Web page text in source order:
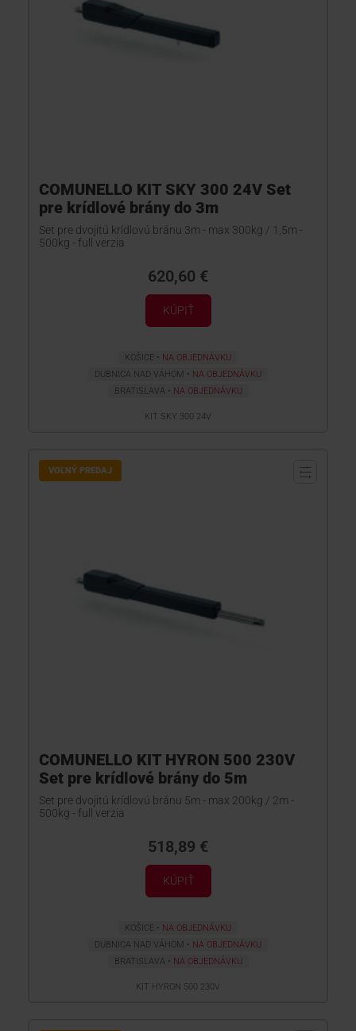
COMUNELLO KIT SKY 300 24V Set
pre krídlové brány do 3m
Set pre dvojitú krídlovú bránu 3m - max 300kg / 1,5m -
500kg - full verzia
620,60 €
KÚPIŤ
KOŠICE
NA OBJEDNÁVKU
DUBNICA NAD VÁHOM
NA OBJEDNÁVKU
BRATISLAVA
NA OBJEDNÁVKU
KIT SKY 300 24V
VOĽNÝ PREDAJ
COMUNELLO KIT HYRON 500 230V
Set pre krídlové brány do 5m
Set pre dvojitú krídlovú bránu 5m - max 200kg / 2m -
500kg - full verzia
518,89 €
KÚPIŤ
KOŠICE
NA OBJEDNÁVKU
DUBNICA NAD VÁHOM
NA OBJEDNÁVKU
BRATISLAVA
NA OBJEDNÁVKU
KIT HYRON 500 230V